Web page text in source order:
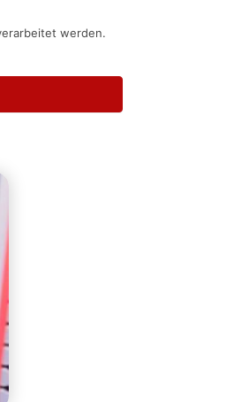
werden.